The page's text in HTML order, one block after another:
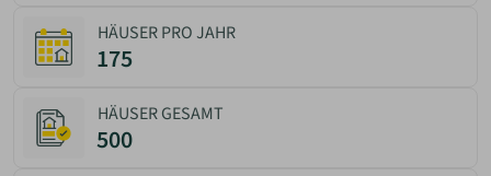
HÄUSER PRO JAHR
175
HÄUSER GESAMT
500